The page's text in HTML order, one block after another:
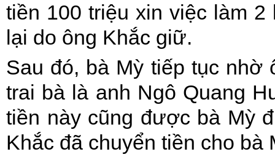
tiền 100 triệu xin việc làm
lại do ông Khắc giữ.
Sau đó, bà Mỳ tiếp tục nhờ
trai bà là anh Ngô Quang
tiền này cũng được bà Mỳ
Khắc đã chuyển tiền cho bà